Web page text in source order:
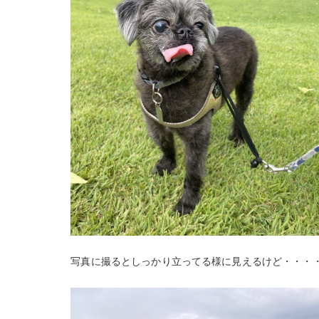
写真に撮るとしっかり立ってる様に見えるけど・・・